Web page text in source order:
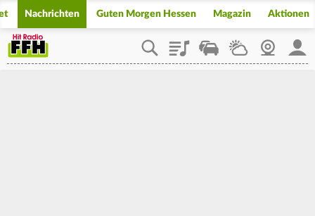
Nachrichten Guten Morgen Hessen Magazin Aktionen
PlaylistStaupilotWetterWebcam